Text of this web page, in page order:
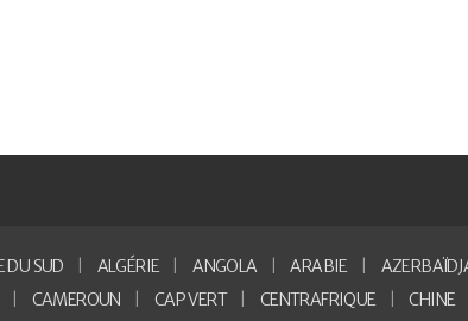
DU SUD ALGÉRIE ANGOLA ARABIE
CAMEROUN CAP VERT CENTRAFRIQUE CHINE